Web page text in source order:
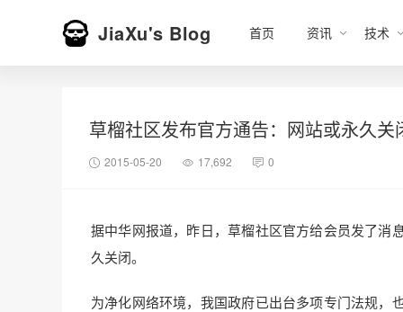
JiaXu's Blog 首页 资讯 技术
草榴社区发布官方通告：网站或永久关
2015-05-20 17,692 0
据中华网报道，昨日，草榴社区官方给会员发了消
久关闭。
为净化网络环境，我国政府已出台多项专门法规，